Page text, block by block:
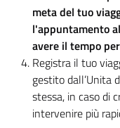
meta del tuo
l'appuntamento
avere il tempo
Registra il tuo
gestito dall’Unita
stessa, in caso di
intervenire più